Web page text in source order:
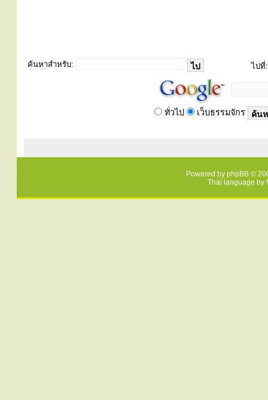
ค้นหาสำหรับ: ไปที่:
ทั่วไป เว็บธรรมจักร
Powered by phpBB ©
Thai language by